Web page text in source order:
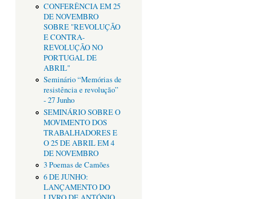
CONFERÊNCIA EM 25
DE NOVEMBRO
SOBRE "REVOLUÇÃO
E CONTRA-
REVOLUÇÃO NO
PORTUGAL DE
ABRIL"
Seminário “Memórias de
resistência e revolução”
- 27 Junho
SEMINÁRIO SOBRE O
MOVIMENTO DOS
TRABALHADORES E
O 25 DE ABRIL EM 4
DE NOVEMBRO
3 Poemas de Camões
6 DE JUNHO:
LANÇAMENTO DO